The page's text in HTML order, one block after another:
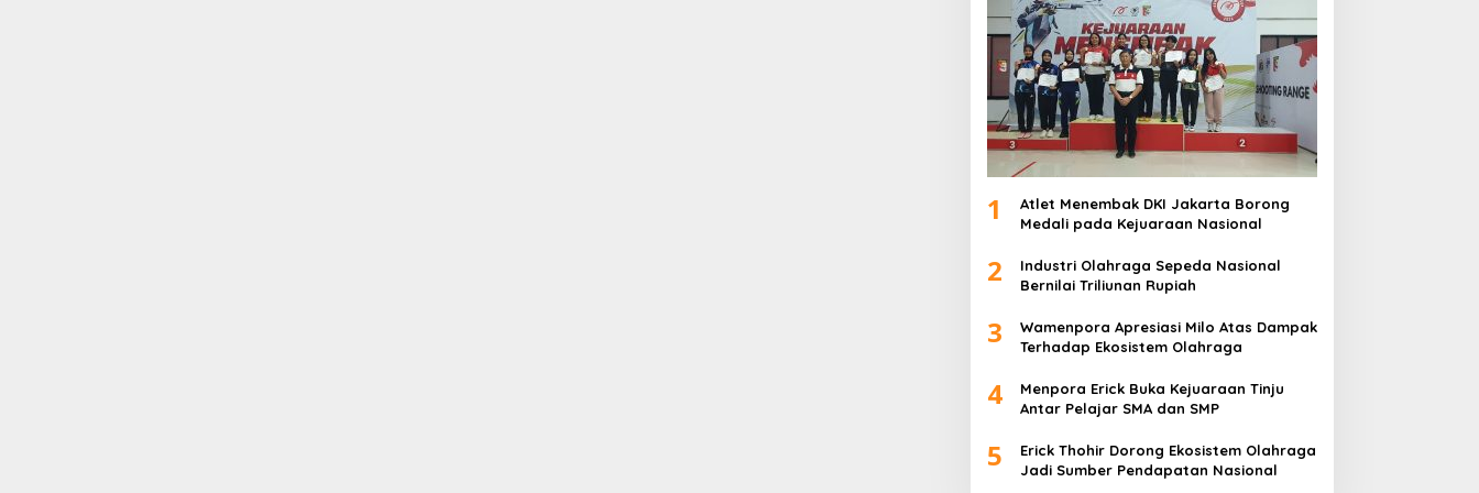
1
Atlet Menembak DKI Jakarta Borong
Medali pada Kejuaraan Nasional
2
Industri Olahraga Sepeda Nasional
Bernilai Triliunan Rupiah
3
Wamenpora Apresiasi Milo Atas Dampak
Terhadap Ekosistem Olahraga
4
Menpora Erick Buka Kejuaraan Tinju
Antar Pelajar SMA dan SMP
5
Erick Thohir Dorong Ekosistem Olahraga
Jadi Sumber Pendapatan Nasional